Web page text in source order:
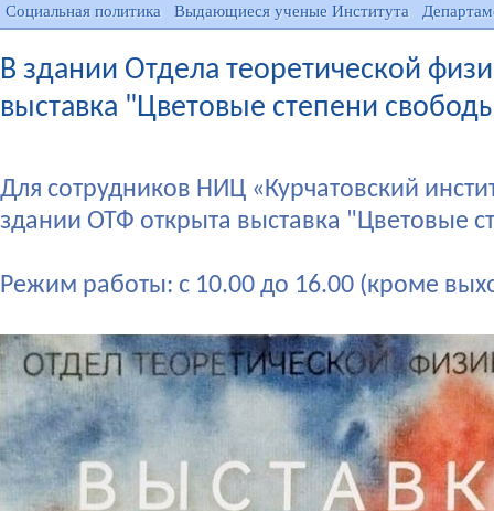
Социальная политика
Выдающиеся ученые Института
В здании Отдела теоретической
выставка "Цветовые степени
Для сотрудников НИЦ «Курчатовский
здании ОТФ открыта выставка "Цветовые
Режим работы: с 10.00 до 16.00 (кроме